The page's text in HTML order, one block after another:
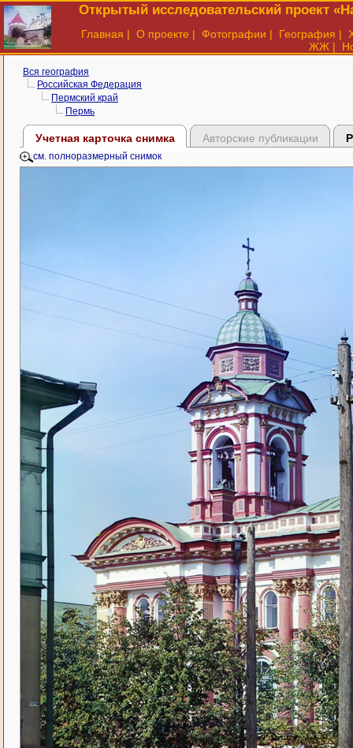
Открытый исследовательский проект
Главная | О проекте | Фотографии | География |
ЖЖ |
Вся география
Российская Федерация
Пермский край
Пермь
Учетная карточка снимка Авторские публикации
см. полноразмерный снимок